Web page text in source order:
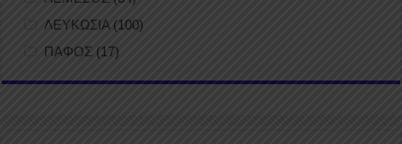
ΛΕΥΚΩΣΙΑ(100)
ΠΑΦΟΣ (17)